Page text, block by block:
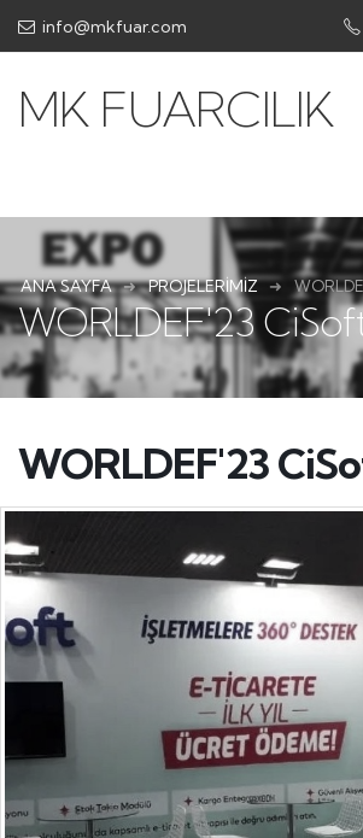
info@mkfuar.com
MK FUARCILIK
ANA SAYFA PROJELERIMIZ
WORLDEF'23
WORLDEF'23